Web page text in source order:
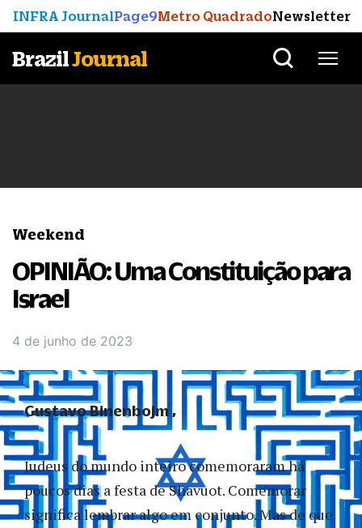
INFRA JournalPage9Metro QuadradoNewsletter
BrazilJournal
Weekend
OPINIÃO: Uma Constituição para
Israel
4 de junho de 2023
Judeus do mundo inteiro comemoraram há
poucos dias a festa de Shavuot. Comemorar
significa lembrar algo em conjunto. Mas de que
Gustavo Binenbojm